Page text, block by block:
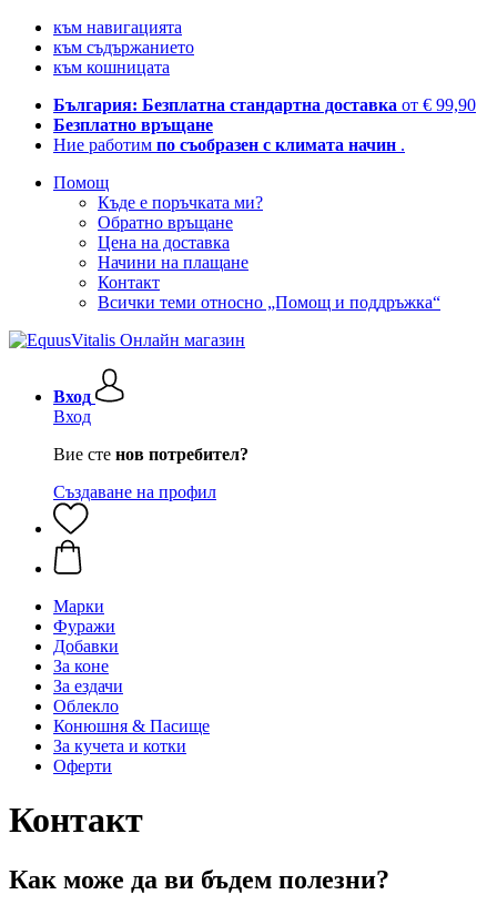
към навигацията
към съдържанието
към кошницата
България: Безплатна стандартна доставка от € 99,90
Безплатно връщане
Ние работим по съобразен с климата начин .
Помощ
Къде е поръчката ми?
Обратно връщане
Цена на доставка
Начини на плащане
Контакт
Всички теми относно „Помощ и поддръжка“
Вход
Вход
Вие сте нов потребител?
Създаване на профил
Марки
Фуражи
Добавки
За коне
За ездачи
Облекло
Конюшня & Пасище
За кучета и котки
Оферти
Контакт
Как може да ви бъдем полезни?